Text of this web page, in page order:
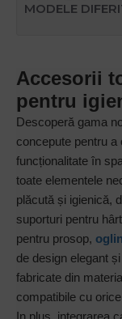
MODELE
Accesorii
pentru
Descoperă gama
concepute pentru a
funcționalitate în
toate elementele
plăcută și igienică,
suporturi pentru
pentru prosop,
de design elegant
fabricate din
compatibile cu